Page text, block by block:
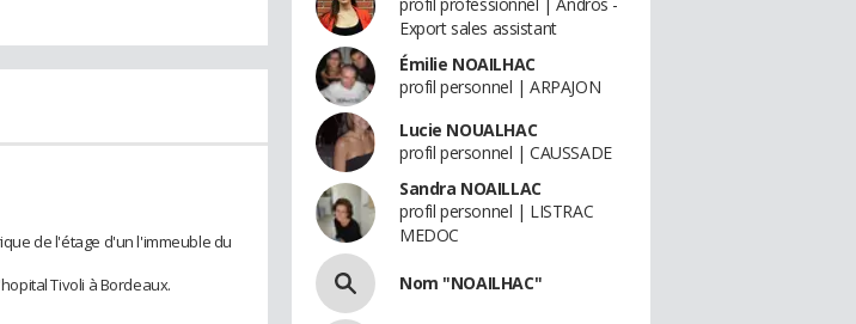
de l'étage d'un l'immeuble du
Tivoli à Bordeaux.
Export sales assistant
Émilie NOAILHAC
profil personnel | ARPAJON
Lucie NOUALHAC
profil personnel | CAUSSADE
Sandra NOAILLAC
profil personnel | LISTRAC
MEDOC
Nom "NOAILHAC"